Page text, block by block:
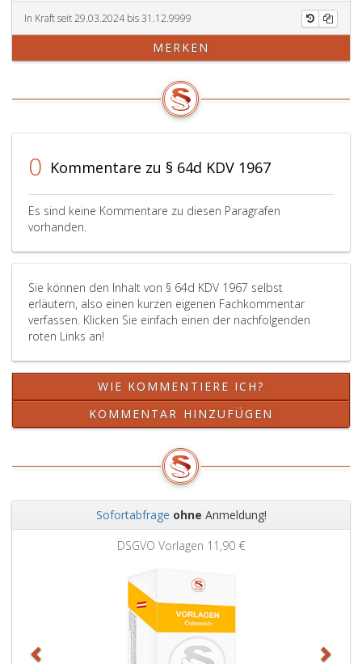
B
sein.
Wenn
Lehrkraft
mehrere
der
in
eins
7
erfüllt,
sie
für
die
Fachvorträge
allein
zur
Verfügung
stehen.
In Kraft seit 29.03.2024 bis 31.12.9999
MERKEN
0 Kommentare zu § 64d KDV 1967
Es sind keine Kommentare zu diesen Paragrafen
vorhanden.
Sie können den Inhalt von § 64d KDV 1967 selbst
erläutern, also einen kurzen eigenen Fachkommentar
verfassen. Klicken Sie einfach einen der nachfolgenden
roten Links an!
WIE KOMMENTIERE ICH?
KOMMENTAR HINZUFÜGEN
Sofortabfrage ohne Anmeldung!
DSGVO Vorlagen11,90 €